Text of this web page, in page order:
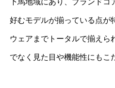
下馬地域にあり、ブランドコ
好むモデルが揃っている点が
ウェアまでトータルで揃えら
でなく見た目や機能性にもこ